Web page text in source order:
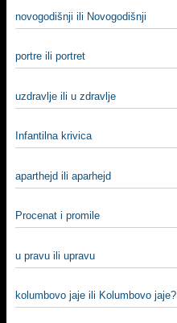
novogodišnji ili Novogodišnji
portre ili portret
uzdravlje ili u zdravlje
Infantilna krivica
aparthejd ili aparhejd
Procenat i promile
u pravu ili upravu
kolumbovo jaje ili Kolumbovo jaje?